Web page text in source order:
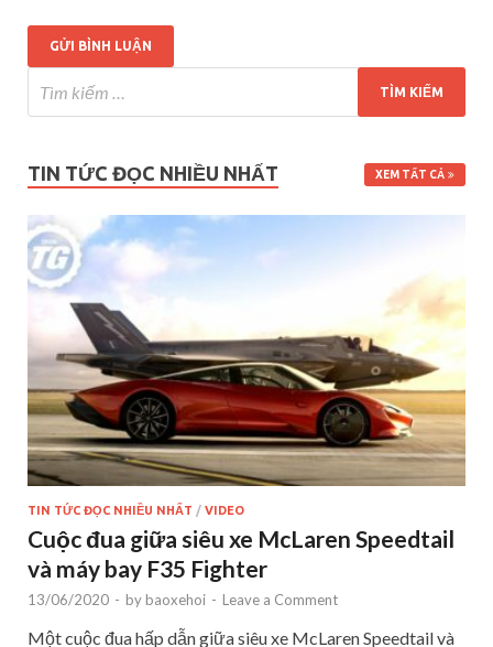
TIN TỨC ĐỌC NHIỀU NHẤT XEM TẤT CẢ
TIN TỨC ĐỌC NHIỀU NHẤT / VIDEO
Cuộc đua giữa siêu xe McLaren Speedtail
và máy bay F35 Fighter
13/06/2020 - by baoxehoi - Leave a Comment
Một cuộc đua hấp dẫn giữa siêu xe McLaren Speedtail và